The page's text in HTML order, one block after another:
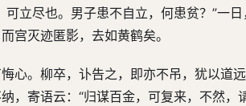
立尽也。男子患不自立，何患贫？”一日
宫灭迹匿影，去如黄鹤矣。
心。柳卒，讣告之，即亦不吊，犹以道
寄语云：“归谋百金，可复来，不然，